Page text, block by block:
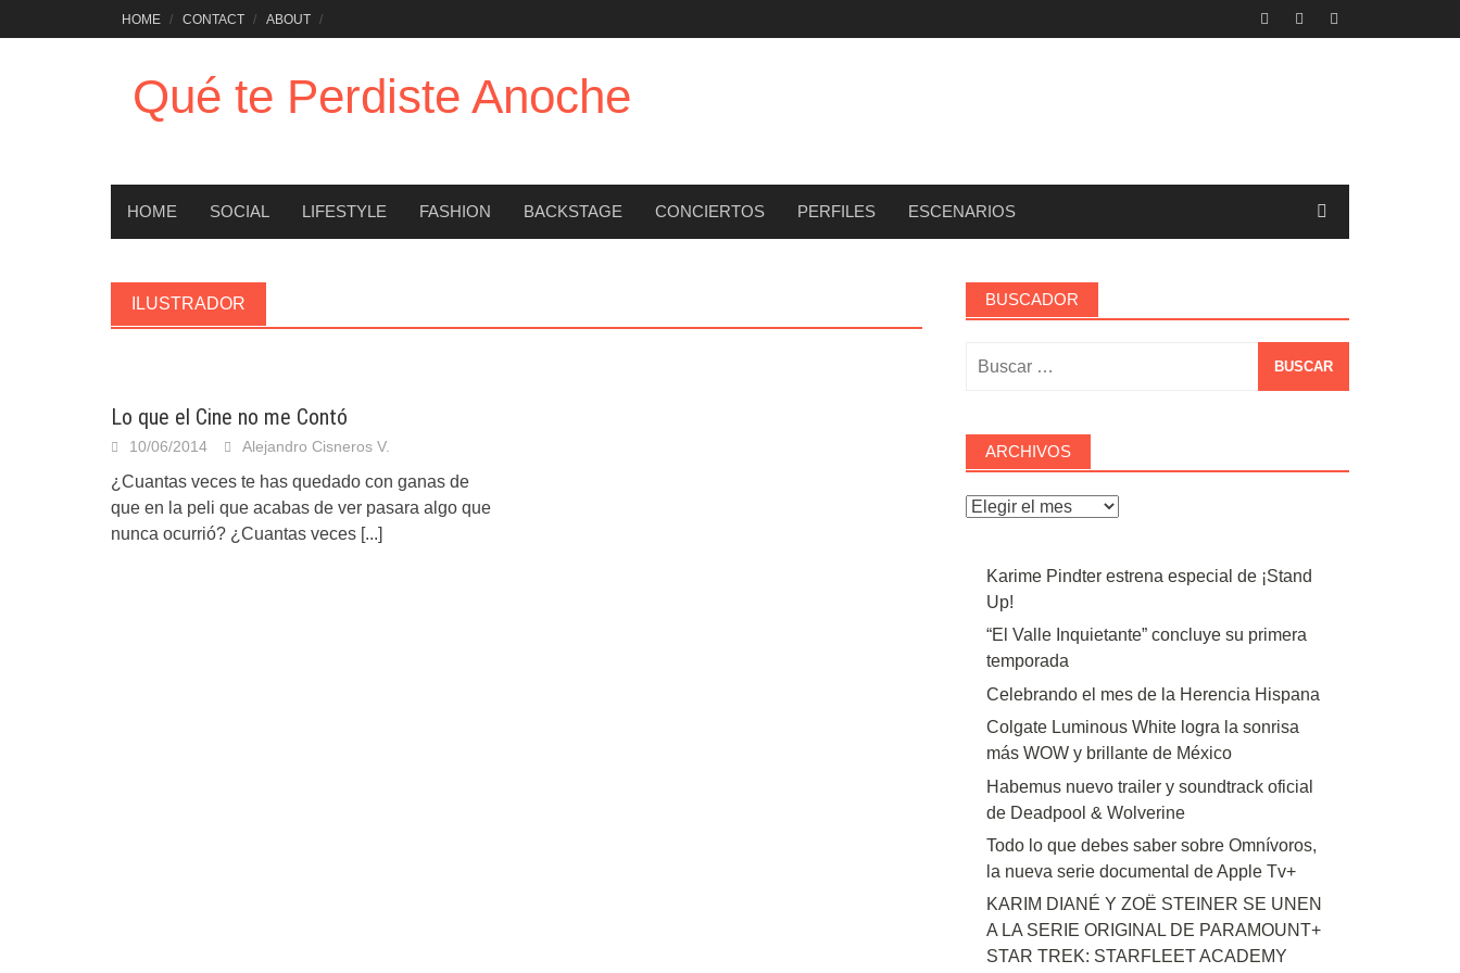
al
HOME CONTACT ABOUT
Qué te Perdiste Anoche
HOME SOCIAL LIFESTYLE FASHION BACKSTAGE CONCIERTOS PERFILES ESCENARIOS
ILUSTRADOR
Lo que el Cine no me Contó
10/06/2014 Alejandro Cisneros V.
¿Cuantas veces te has quedado con ganas de
que en la peli que acabas de ver pasara algo que
nunca ocurrió? ¿Cuantas veces [...]
BUSCADOR
ARCHIVOS
Archivos
Karime Pindter estrena especial de ¡Stand
Up!
“El Valle Inquietante” concluye su primera
temporada
Celebrando el mes de la Herencia Hispana
Colgate Luminous White logra la sonrisa
más WOW y brillante de México
Habemus nuevo trailer y soundtrack oficial
de Deadpool & Wolverine
Todo lo que debes saber sobre Omnívoros,
la nueva serie documental de Apple Tv+
KARIM DIANÉ Y ZOË STEINER SE UNEN
A LA SERIE ORIGINAL DE PARAMOUNT+
STAR TREK: STARFLEET ACADEMY